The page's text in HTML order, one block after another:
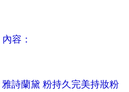
內容：
詩蘭黛 粉持久完美持妝粉